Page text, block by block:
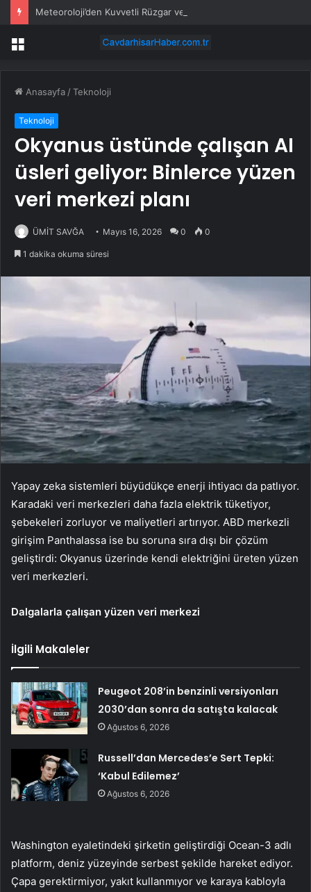
Meteoroloji’den Kuvvetli Rüzgar ve Sağanak Uyarısı
Menü
Anasayfa /Teknoloji
Teknoloji
Okyanus üstünde çalışan AI
üsleri geliyor: Binlerce yüzen
veri merkezi planı
ÜMİT SAVĞA Mayıs 16, 2026 0 0
1 dakika okuma süresi
Yapay zeka sistemleri büyüdükçe enerji ihtiyacı da patlıyor.
Karadaki veri merkezleri daha fazla elektrik tüketiyor,
şebekeleri zorluyor ve maliyetleri artırıyor. ABD merkezli
girişim Panthalassa ise bu soruna sıra dışı bir çözüm
geliştirdi: Okyanus üzerinde kendi elektriğini üreten yüzen
veri merkezleri.
Dalgalarla çalışan yüzen veri merkezi
İlgili Makaleler
Peugeot 208’in benzinli versiyonları
2030’dan sonra da satışta kalacak
Ağustos 6, 2026
Russell’dan Mercedes’e Sert Tepki:
‘Kabul Edilemez’
Ağustos 6, 2026
Washington eyaletindeki şirketin geliştirdiği Ocean-3 adlı
platform, deniz yüzeyinde serbest şekilde hareket ediyor.
Çapa gerektirmiyor, yakıt kullanmıyor ve karaya kabloyla